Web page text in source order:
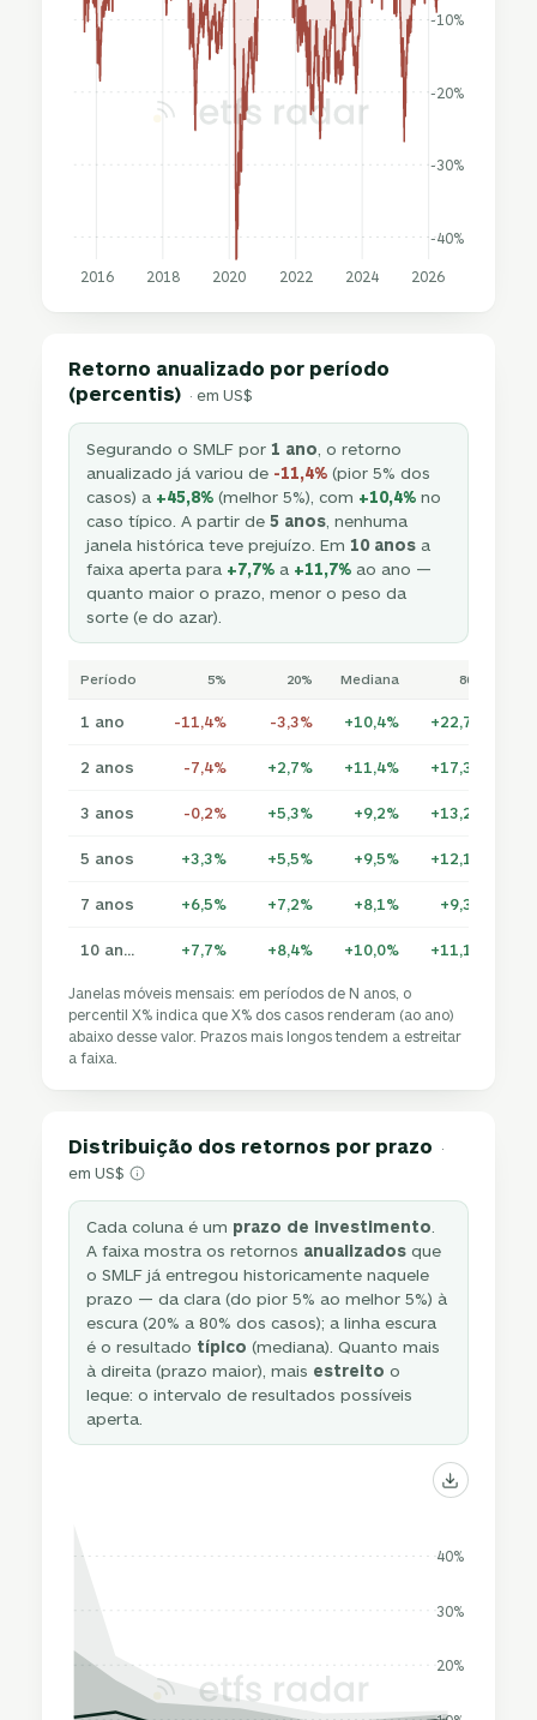
-40%
-30%
-20%
-10%
2016 2018 2020 2022 2024 2026
Retorno anualizado por período
(percentis) · em US$
Segurando o SMLF por 1 ano , o retorno
anualizado já variou de -11,4% (pior 5% dos
casos) a +45,8% (melhor 5%), com +10,4% no
caso típico. A partir de5 anos , nenhuma
janela histórica teve prejuízo. Em 10 anos a
faixa aperta para +7,7% a +11,7% ao ano —
quanto maior o prazo, menor o peso da
sorte (e do azar).
Período 5% 20% Mediana 80%
1 ano -11,4% -3,3% +10,4% +22,7%
2 anos -7,4% +2,7% +11,4% +17,3%
3 anos -0,2% +5,3% +9,2% +13,2%
5 anos +3,3% +5,5% +9,5% +12,1%
7 anos +6,5% +7,2% +8,1% +9,3%
10 anos +7,7% +8,4% +10,0% +11,1%
Janelas móveis mensais: em períodos de N anos, o
percentil X% indica que X% dos casos renderam (ao ano)
abaixo desse valor. Prazos mais longos tendem a estreitar
a faixa.
Distribuição dos retornos por prazo ·
em US$
Cada coluna é um prazo de investimento
A faixa mostra os retornos anualizados que
o SMLF já entregou historicamente naquele
prazo — da clara (do pior 5% ao melhor 5%) à
escura (20% a 80% dos casos); a linha escura
é o resultado típico (mediana). Quanto mais
à direita (prazo maior), mais estreito o
leque: o intervalo de resultados possíveis
aperta.
20%
30%
40%